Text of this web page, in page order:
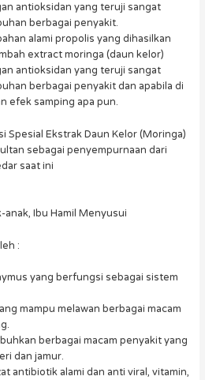
antioksidan yang teruji sangat
berbagai penyakit.
alami propolis yang dihasilkan
extract moringa (daun kelor)
antioksidan yang teruji sangat
berbagai penyakit dan apabila di
efek samping apa pun.
Spesial Ekstrak Daun Kelor (Moringa)
sebagai penyempurnaan dari
saat ini
Ibu Hamil Menyusui
:
yang berfungsi sebagai sistem
mampu melawan berbagai macam
berbagai macam penyakit yang
dan jamur.
antibiotik alami dan anti viral, vitamin,